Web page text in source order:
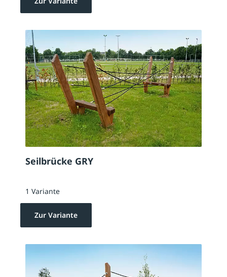
Seilbrücke GRY
1 Variante
Zur Variante